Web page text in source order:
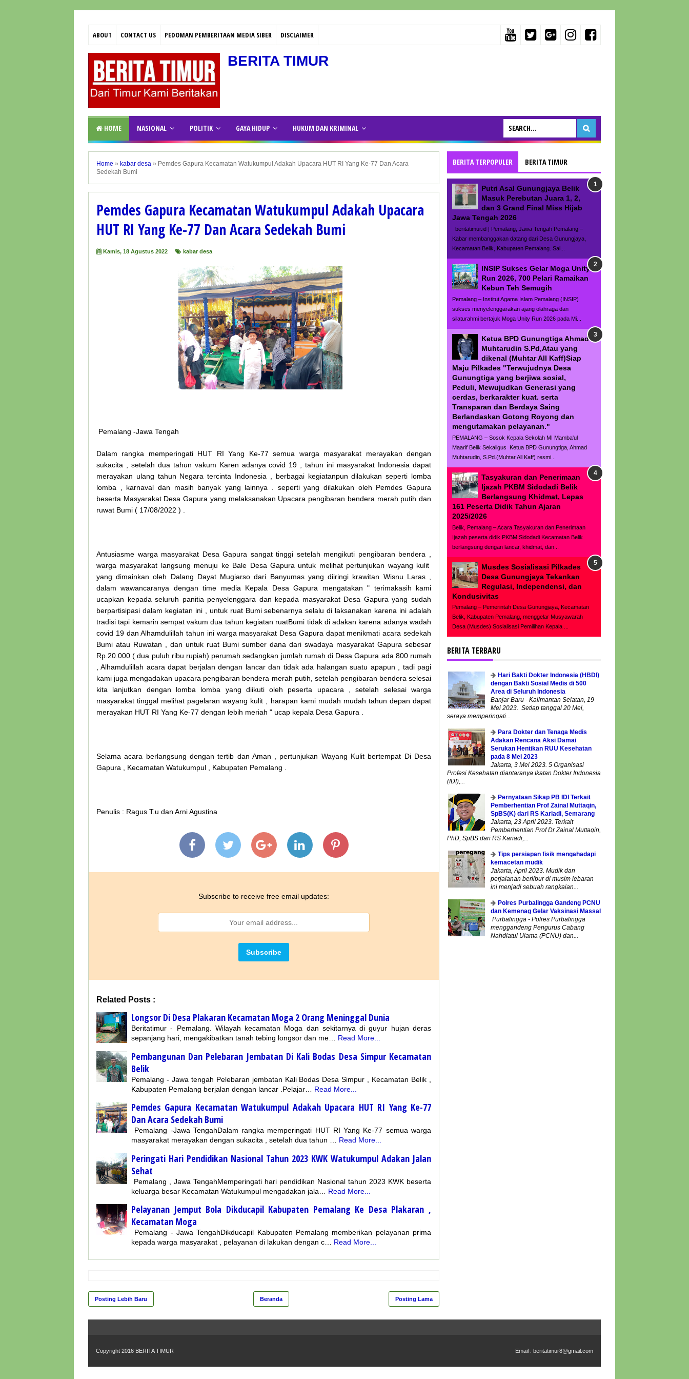
ABOUT CONTACT US PEDOMAN PEMBERITAAN MEDIA SIBER DISCLAIMER
BERITA TIMUR
HOME NASIONAL POLITIK GAYA HIDUP HUKUM DAN KRIMINAL
Home » kabar desa » Pemdes Gapura Kecamatan Watukumpul Adakah Upacara HUT RI Yang Ke-77 Dan Acara
Sedekah Bumi
Pemdes Gapura Kecamatan Watukumpul Adakah Upacara
HUT RI Yang Ke-77 Dan Acara Sedekah Bumi
Kamis, 18 Agustus 2022 kabar desa
Pemalang -Jawa Tengah
Dalam rangka memperingati HUT RI Yang Ke-77 semua warga masyarakat merayakan dengan
sukacita , setelah dua tahun vakum Karen adanya covid 19 , tahun ini masyarakat Indonesia dapat
merayakan ulang tahun Negara tercinta Indonesia , berbagai kegiatanpun dilakukan seperti lomba
lomba , karnaval dan masih banyak yang lainnya . seperti yang dilakukan oleh Pemdes Gapura
beserta Masyarakat Desa Gapura yang melaksanakan Upacara pengibaran bendera merah putih dan
ruwat Bumi ( 17/08/2022 ) .
Antusiasme warga masyarakat Desa Gapura sangat tinggi setelah mengikuti pengibaran bendera ,
warga masyarakat langsung menuju ke Bale Desa Gapura untuk melihat pertunjukan wayang kulit
yang dimainkan oleh Dalang Dayat Mugiarso dari Banyumas yang diiringi krawitan Wisnu Laras ,
dalam wawancaranya dengan time media Kepala Desa Gapura mengatakan " terimakasih kami
ucapkan kepada seluruh panitia penyelenggara dan kepada masyarakat Desa Gapura yang sudah
berpartisipasi dalam kegiatan ini , untuk ruat Bumi sebenarnya selalu di laksanakan karena ini adalah
tradisi tapi kemarin sempat vakum dua tahun kegiatan ruatBumi tidak di adakan karena adanya wadah
covid 19 dan Alhamdulillah tahun ini warga masyarakat Desa Gapura dapat menikmati acara sedekah
Bumi atau Ruwatan , dan untuk ruat Bumi sumber dana dari swadaya masyarakat Gapura sebesar
Rp.20.000 ( dua puluh ribu rupiah) perumah sedangkan jumlah rumah di Desa Gapura ada 800 rumah
, Alhamdulillah acara dapat berjalan dengan lancar dan tidak ada halangan suatu apapun , tadi pagi
kami juga mengadakan upacara pengibaran bendera merah putih, setelah pengibaran bendera selesai
kita lanjutkan dengan lomba lomba yang diikuti oleh peserta upacara , setelah selesai warga
masyarakat tinggal melihat pagelaran wayang kulit , harapan kami mudah mudah tahun depan dapat
merayakan HUT RI Yang Ke-77 dengan lebih meriah " ucap kepala Desa Gapura .
Selama acara berlangsung dengan tertib dan Aman , pertunjukan Wayang Kulit bertempat Di Desa
Gapura , Kecamatan Watukumpul , Kabupaten Pemalang .
Penulis : Ragus T.u dan Arni Agustina
Subscribe to receive free email updates:
Related Posts :
Longsor Di Desa Plakaran Kecamatan Moga 2 Orang Meninggal Dunia
Beritatimur - Pemalang. Wilayah kecamatan Moga dan sekitarnya di guyur hujan deras
sepanjang hari, mengakibatkan tanah tebing longsor dan me…
Read More...
Pembangunan Dan Pelebaran Jembatan Di Kali Bodas Desa Simpur Kecamatan
Belik
Pemalang - Jawa tengah Pelebaran jembatan Kali Bodas Desa Simpur , Kecamatan Belik ,
Kabupaten Pemalang berjalan dengan lancar .Pelajar…
Read More...
Pemdes Gapura Kecamatan Watukumpul Adakah Upacara HUT RI Yang Ke-77
Dan Acara Sedekah Bumi
Pemalang -Jawa TengahDalam rangka memperingati HUT RI Yang Ke-77 semua warga
masyarakat merayakan dengan sukacita , setelah dua tahun …
Read More...
Peringati Hari Pendidikan Nasional Tahun 2023 KWK Watukumpul Adakan Jalan
Sehat
Pemalang , Jawa TengahMemperingati hari pendidikan Nasional tahun 2023 KWK beserta
keluarga besar Kecamatan Watukumpul mengadakan jala…
Read More...
Pelayanan Jemput Bola Dikducapil Kabupaten Pemalang Ke Desa Plakaran ,
Kecamatan Moga
Pemalang - Jawa TengahDikducapil Kabupaten Pemalang memberikan pelayanan prima
kepada warga masyarakat , pelayanan di lakukan dengan c…
Read More...
Posting Lebih Baru Posting Lama
Beranda
BERITA TERPOPULER BERITA TIMUR
Putri Asal Gunungjaya Belik
Masuk Perebutan Juara 1, 2,
dan 3 Grand Final Miss Hijab
Jawa Tengah 2026
beritatimur.id | Pemalang, Jawa Tengah Pemalang –
Kabar membanggakan datang dari Desa Gunungjaya,
Kecamatan Belik, Kabupaten Pemalang. Sal...
INSIP Sukses Gelar Moga Unity
Run 2026, 700 Pelari Ramaikan
Kebun Teh Semugih
Pemalang – Institut Agama Islam Pemalang (INSIP)
sukses menyelenggarakan ajang olahraga dan
silaturahmi bertajuk Moga Unity Run 2026 pada Mi...
Ketua BPD Gunungtiga Ahmad
Muhtarudin S.Pd,Atau yang
dikenal (Muhtar All Kaff)Siap
Maju Pilkades "Terwujudnya Desa
Gunungtiga yang berjiwa sosial,
Peduli, Mewujudkan Generasi yang
cerdas, berkarakter kuat. serta
Transparan dan Berdaya Saing
Berlandaskan Gotong Royong dan
mengutamakan pelayanan."
PEMALANG – Sosok Kepala Sekolah MI Mamba'ul
Maarif Belik Sekaligus Ketua BPD Gunungtiga, Ahmad
Muhtarudin, S.Pd.(Muhtar All Kaff) resmi...
Tasyakuran dan Penerimaan
Ijazah PKBM Sidodadi Belik
Berlangsung Khidmat, Lepas
161 Peserta Didik Tahun Ajaran
2025/2026
Belik, Pemalang – Acara Tasyakuran dan Penerimaan
Ijazah peserta didik PKBM Sidodadi Kecamatan Belik
berlangsung dengan lancar, khidmat, dan...
Musdes Sosialisasi Pilkades
Desa Gunungjaya Tekankan
Regulasi, Independensi, dan
Kondusivitas
Pemalang – Pemerintah Desa Gunungjaya, Kecamatan
Belik, Kabupaten Pemalang, menggelar Musyawarah
Desa (Musdes) Sosialisasi Pemilihan Kepala ...
BERITA TERBARU
Hari Bakti Dokter Indonesia (HBDI)
dengan Bakti Sosial Medis di 500
Area di Seluruh Indonesia
Banjar Baru - Kalimantan Selatan, 19
Mei 2023. Setiap tanggal 20 Mei,
seraya memperingati...
Para Dokter dan Tenaga Medis
Adakan Rencana Aksi Damai
Serukan Hentikan RUU Kesehatan
pada 8 Mei 2023
Jakarta, 3 Mei 2023. 5 Organisasi
Profesi Kesehatan diantaranya Ikatan Dokter Indonesia
(IDI),...
Pernyataan Sikap PB IDI Terkait
Pemberhentian Prof Zainal Muttaqin,
SpBS(K) dari RS Kariadi, Semarang
Jakarta, 23 April 2023. Terkait
Pemberhentian Prof Dr Zainal Muttaqin,
PhD, SpBS dari RS Kariadi,...
Tips persiapan fisik mengahadapi
kemacetan mudik
Jakarta, April 2023. Mudik dan
perjalanan berlibur di musim lebaran
ini menjadi sebuah rangkaian...
Polres Purbalingga Gandeng PCNU
dan Kemenag Gelar Vaksinasi Massal
Purbalingga - Polres Purbalingga
menggandeng Pengurus Cabang
Nahdlatul Ulama (PCNU) dan...
Copyright 2016 BERITA TIMUR Email : beritatimur8@gmail.com